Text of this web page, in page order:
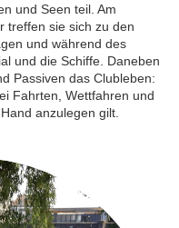
und Seen teil. Am
treffen sie sich zu den
und während des
und die Schiffe. Daneben
Passiven das Clubleben:
Fahrten, Wettfahren und
anzulegen gilt.